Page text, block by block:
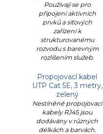
Používají se pro
připojení aktivních
prvků a síťových
zařízení k
strukturovanému
rozvodu s barevným
rozlišením služeb.
Propojovací kabel
UTP Cat 5E, 3 metry,
zelený
Nestíněné propojovací
kabely RJ45 jsou
dodávány v různých
délkách a barvách.